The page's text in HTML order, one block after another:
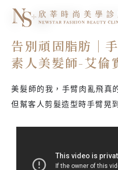
首
頁
告別頑固脂肪｜手臂肉
實證
告別頑固脂肪｜
素人美髮師-艾倫
美髮師的我，手臂肉亂飛真
但幫客人剪髮造型時手臂晃